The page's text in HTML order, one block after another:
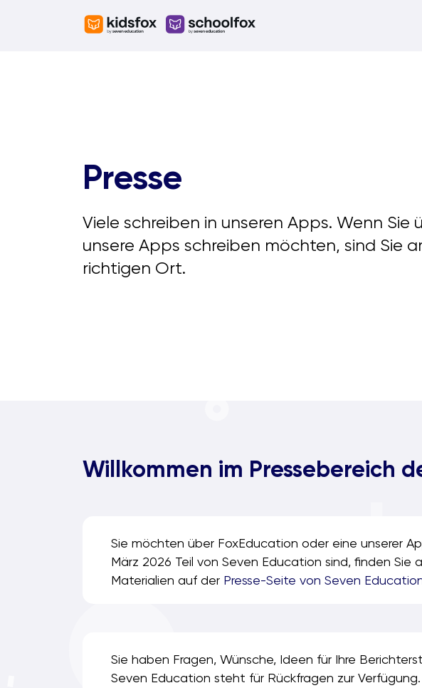
Presse
Viele schreiben in unseren Apps. Wenn Sie
unsere Apps schreiben möchten, sind Sie
richtigen Ort.
Willkommen im Pressebereich
Sie möchten über FoxEducation oder eine unserer
März 2026 Teil von Seven Education sind, finden Sie
Materialien auf der Presse-Seite von Seven
Sie haben Fragen, Wünsche, Ideen für Ihre
Seven Education steht für Rückfragen zur